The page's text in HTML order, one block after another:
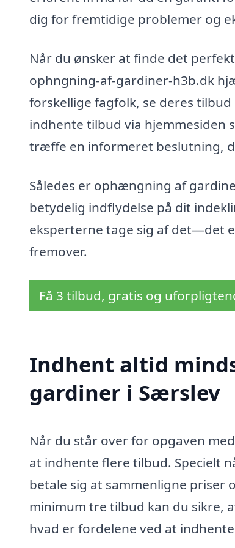
dig for fremtidige problemer og
Når du ønsker at finde det
ophngning-af-gardiner-h3b.dk
forskellige fagfolk, se deres
indhente tilbud via hjemmesiden
træffe en informeret beslutning,
Således er ophængning af
betydelig indflydelse på dit
eksperterne tage sig af det—det
fremover.
Få 3 tilbud, gratis og
Indhent altid
gardiner i Særslev
Når du står over for opgaven
at indhente flere tilbud. Specielt
betale sig at sammenligne priser
minimum tre tilbud kan du sikre,
hvad er fordelene ved at